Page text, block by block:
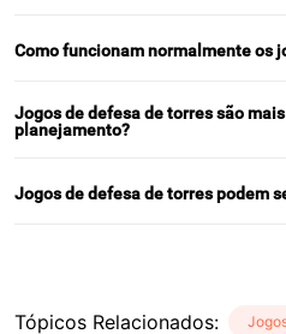
Como funcionam normalmente os
Jogos de defesa de torres são
planejamento?
Jogos de defesa de torres podem
Tópicos Relacionados: